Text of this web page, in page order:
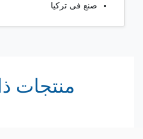
ﺻﻨﻊ ﻓﻰ ﺗﺮﻛﻴﺎ
منتجات